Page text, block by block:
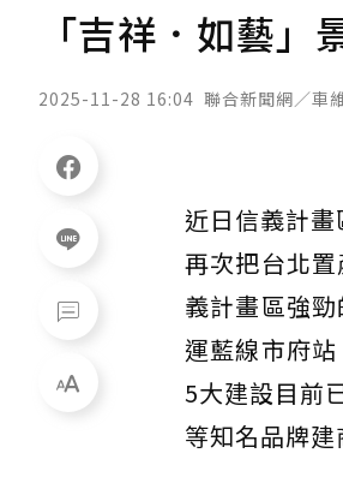
「吉祥．如藝
2025-11-28 16:04 聯合新聞網／車
近日信義計
再次把台北
義計畫區強
運藍線市府
5大建設目前
等知名品牌